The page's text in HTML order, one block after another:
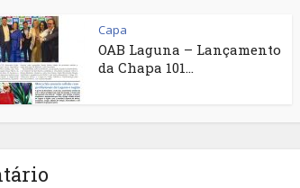
Capa
OAB Laguna – Lançamento
da Chapa 101...